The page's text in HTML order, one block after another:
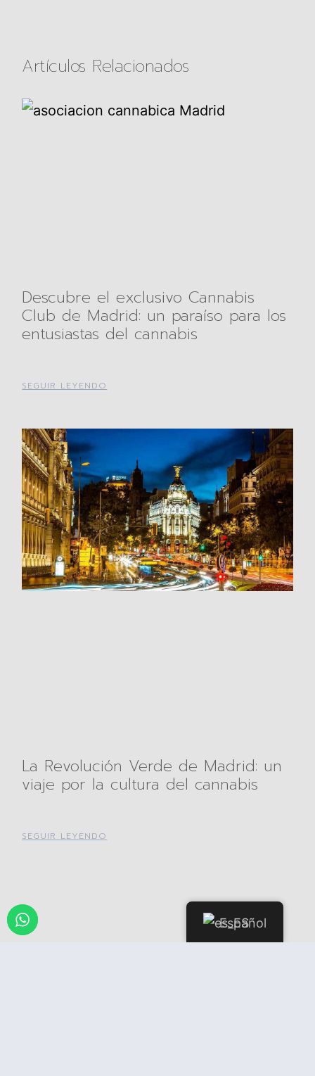
Artículos Relacionados
Descubre el exclusivo Cannabis
Club de Madrid: un paraíso para los
entusiastas del cannabis
SEGUIR LEYENDO
La Revolución Verde de Madrid: un
viaje por la cultura del cannabis
SEGUIR LEYENDO
Español